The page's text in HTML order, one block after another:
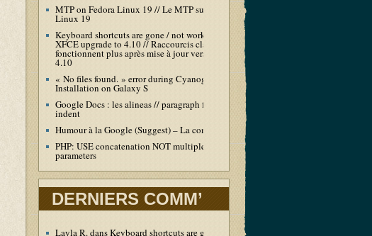
MTP on Fedora Linux 19 // Le MTP sur Fedora
Linux 19
Keyboard shortcuts are gone / not working after
XFCE upgrade to 4.10 // Raccourcis claviers ne
fonctionnent plus après mise à jour vers XFCE
4.10
« No files found. » error during Cyanogen
Installation on Galaxy S
Google Docs : les alineas // paragraph first line
indent
Humour à la Google (Suggest) – La compil’
PHP: USE concatenation NOT multiple echo /
parameters
DERNIERS COMM’
Layla R.dansKeyboard shortcuts are gone / not